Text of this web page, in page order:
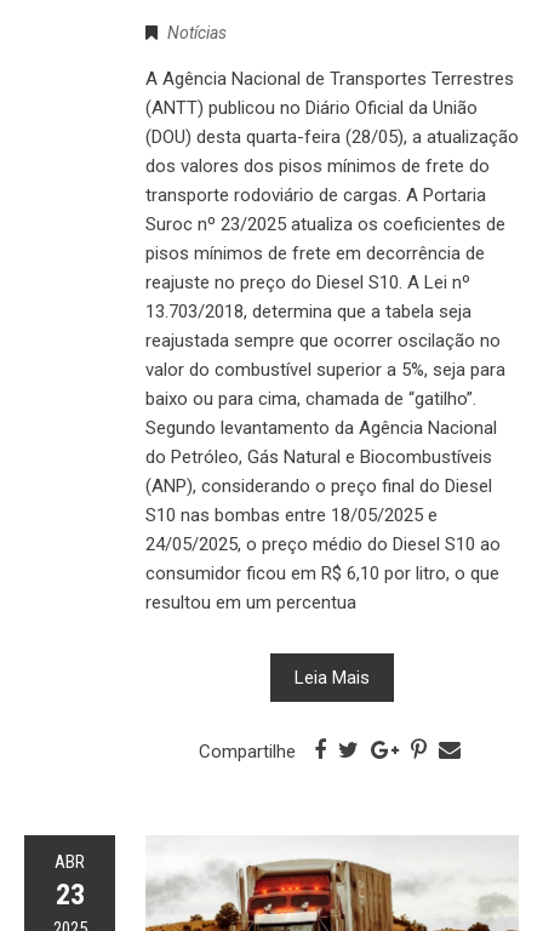
Notícias
A Agência Nacional de Transportes Terrestres
(ANTT) publicou no Diário Oficial da União
(DOU) desta quarta-feira (28/05), a atualização
dos valores dos pisos mínimos de frete do
transporte rodoviário de cargas. A Portaria
Suroc nº 23/2025 atualiza os coeficientes de
pisos mínimos de frete em decorrência de
reajuste no preço do Diesel S10. A Lei nº
13.703/2018, determina que a tabela seja
reajustada sempre que ocorrer oscilação no
valor do combustível superior a 5%, seja para
baixo ou para cima, chamada de “gatilho”.
Segundo levantamento da Agência Nacional
do Petróleo, Gás Natural e Biocombustíveis
(ANP), considerando o preço final do Diesel
S10 nas bombas entre 18/05/2025 e
24/05/2025, o preço médio do Diesel S10 ao
consumidor ficou em R$ 6,10 por litro, o que
resultou em um percentua
Leia Mais
Compartilhe
ABR
23